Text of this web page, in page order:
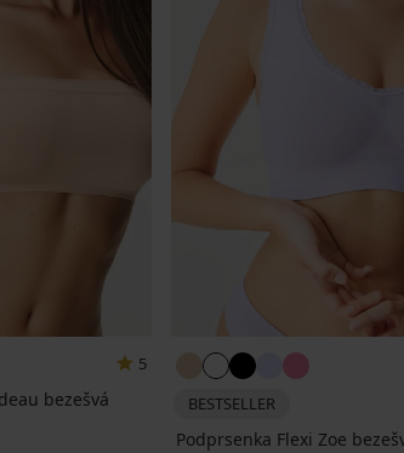
5
bezešvá
BESTSELLER
Podprsenka Flexi Zoe